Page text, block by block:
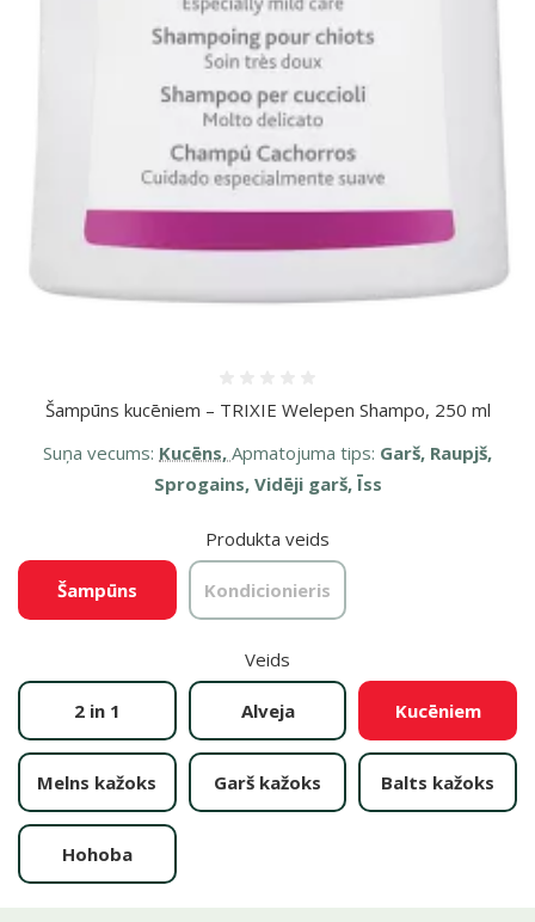
Šampūns kucēniem – TRIXIE Welepen Shampo, 250 ml
Suņa vecums: Kucēns, Apmatojuma tips: Garš, Raupjš,
Sprogains, Vidēji garš, Īss
Produkta veids
Šampūns Kondicionieris
Veids
2 in 1 Alveja Kucēniem
Melns kažoks Garš kažoks Balts kažoks
Hohoba